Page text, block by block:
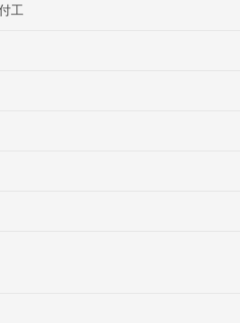
工